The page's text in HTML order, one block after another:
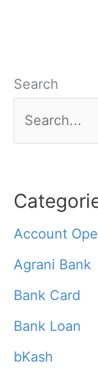
Search
Account
Agrani Bank
Bank Card
Bank Loan
bKash